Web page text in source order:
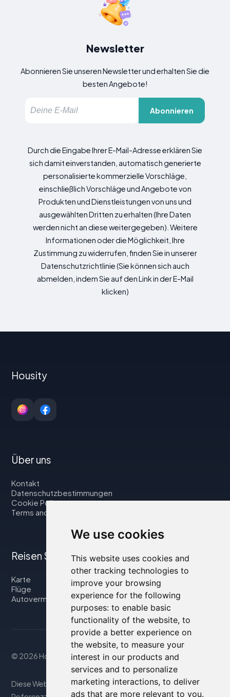
We use cookies
This website uses cookies and
other tracking technologies to
improve your browsing
experience for the following
purposes: to enable basic
functionality of the website, to
provide a better experience on
the website, to measure your
interest in our products and
services and to personalize
marketing interactions, to deliver
ads that are more relevant to you.
Newsletter
Abonnieren Sie unseren Newsletter und erhalten Sie die
besten Angebote!
Abonnieren
Durch die Eingabe Ihrer E-Mail-Adresse erklären Sie
sich damit einverstanden, automatisch generierte
personalisierte kommerzielle Vorschläge,
einschließlich Vorschläge und Angebote von
Produkten und Dienstleistungen von uns und
ausgewählten Dritten zu erhalten (Ihre Daten
werden nicht an diese weitergegeben). Weitere
Informationen oder die Möglichkeit, Ihre
Zustimmung zu widerrufen, finden Sie in unserer
Datenschutzrichtlinie (Sie können sich auch
abmelden, indem Sie auf den Link in der E-Mail
klicken)
Housity
Über uns
Kontakt
Datenschutzbestimmungen
Cookie Policy
Terms and Conditions
Reisen Sie mit uns
Karte
Flüge
Autovermietung
© 2026 Housity.net
Diese Website bietet Informationen nur zu